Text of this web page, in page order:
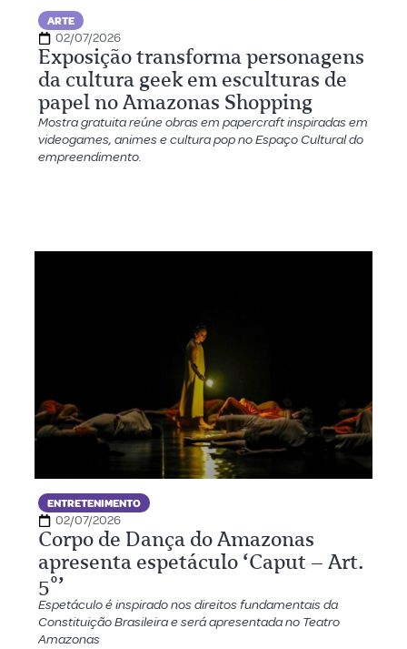
ARTE
02/07/2026
Exposição transforma personagens
da cultura geek em esculturas de
papel no Amazonas Shopping
Mostra gratuita reúne obras em papercraft inspiradas em
videogames, animes e cultura pop no Espaço Cultural do
empreendimento.
ENTRETENIMENTO
02/07/2026
Corpo de Dança do Amazonas
apresenta espetáculo ‘Caput – Art.
5º’
Espetáculo é inspirado nos direitos fundamentais da
Constituição Brasileira e será apresentada no Teatro
Amazonas